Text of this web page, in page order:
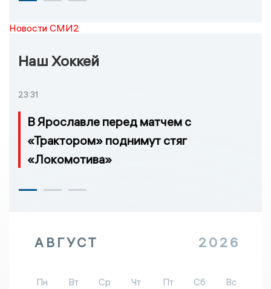
Новости СМИ2
Наш Хоккей
23:31
В Ярославле перед матчем с
«Трактором» поднимут стяг
«Локомотива»
АВГУСТ 2026
Пн Вт Ср Чт Пт Сб
Вс